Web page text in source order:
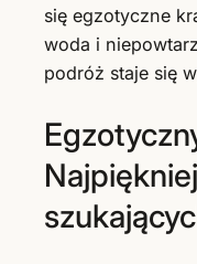
się egzotyczne
woda i
podróż staje się